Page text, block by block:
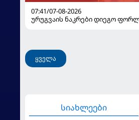
07:41/07-08-2026
ურუგვაის ნაკრები დიეგო
ყველა
სიახლეები